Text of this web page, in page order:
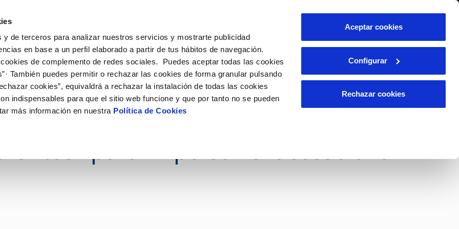
y de terceros para analizar nuestros servicios y mostrarte publicidad
en base a un perfil elaborado a partir de tus hábitos de navegación.
de complemento de redes sociales. Puedes aceptar todas las cookies
También puedes permitir o rechazar las cookies de forma granular pulsando
cookies”, equivaldrá a rechazar la instalación de todas las cookies
indispensables para que el sitio web funcione y que por tanto no se pueden
más información en nuestra Política de Cookies
Aceptar cookies
Configurar
Rechazar cookies
Online
de titular
de suministro
MODIFICACIÓN DE DATOS
Actualizar datos bancarios
Actualizar datos de domicilio
INCIDENCIAS
Comunica anomalías o posibles
Tu Servicio
AL CLIENTE
de contacto
de fuga interior
COMPROMISO DE SERVICIO
Carta de compromisos
Customer Counsel (Defensa del
Tu Agua
calidad del agua
CUIDADOS DEL AGUA
Consejos de ahorro
Conócenos
COMPROMISOS
ambiente
Área de clientes
poner en marcha programa de
para impulsar el acceso a la